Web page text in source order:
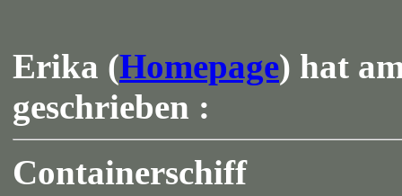
Erika (Homepage) hat
geschrieben :
Containerschiff